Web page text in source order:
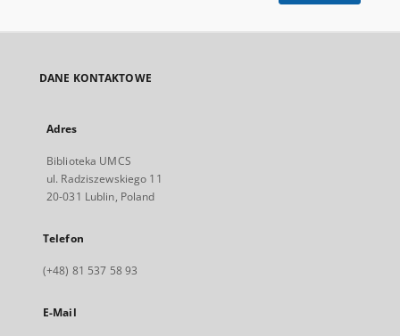
DANE KONTAKTOWE
Adres
Biblioteka UMCS
ul. Radziszewskiego 11
20-031 Lublin, Poland
Telefon
(+48) 81 537 58 93
E-Mail